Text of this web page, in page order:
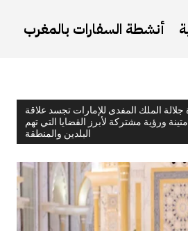
أنشطة السفارات بالمغرب
جلالة الملك المفدى للإمارات تجسد علاقة
ورؤية مشتركة لأبرز القضايا التي تهم
البلدين والمنطقة